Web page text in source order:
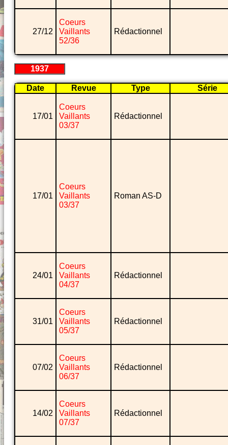
27/12
Coeurs
Vaillants
52/36
Rédactionnel
1937
Date Revue Type Série
17/01
Coeurs
Vaillants
03/37
Rédactionnel
17/01
Coeurs
Vaillants
03/37
Roman AS-D
24/01
Coeurs
Vaillants
04/37
Rédactionnel
31/01
Coeurs
Vaillants
05/37
Rédactionnel
07/02
Coeurs
Vaillants
06/37
Rédactionnel
14/02
Coeurs
Vaillants
07/37
Rédactionnel